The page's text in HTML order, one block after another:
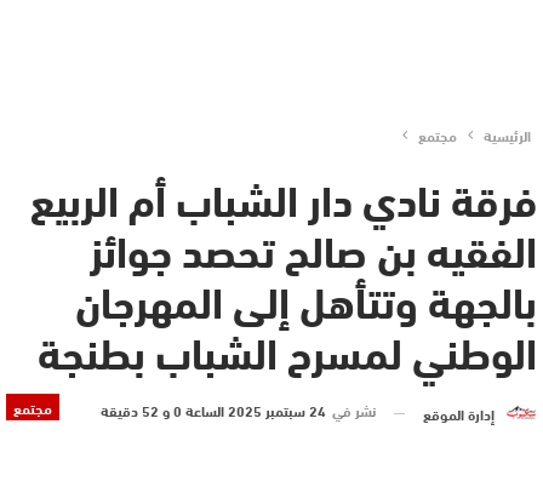
الرئيسية مجتمع
فرقة نادي دار الشباب أم الربيع
الفقيه بن صالح تحصد جوائز
بالجهة وتتأهل إلى المهرجان
الوطني لمسرح الشباب بطنجة
مجتمع إدارة الموقع نشر في 24 سبتمبر 2025 الساعة 0 و 52 دقيقة